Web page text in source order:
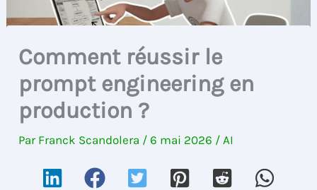
Comment réussir le
prompt engineering en
production ?
Par Franck Scandolera /6 mai 2026 / AI